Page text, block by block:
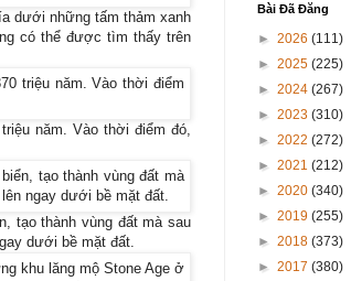
dưới những tấm thảm xanh
có thể được tìm thấy trên
năm. Vào thời điểm đó,
tạo thành vùng đất mà sau
dưới bề mặt đất.
Bài Đã Đăng
► 2026 (111)
► 2025 (225)
► 2024 (267)
► 2023 (310)
► 2022 (272)
► 2021 (212)
► 2020 (340)
► 2019 (255)
► 2018 (373)
► 2017 (380)